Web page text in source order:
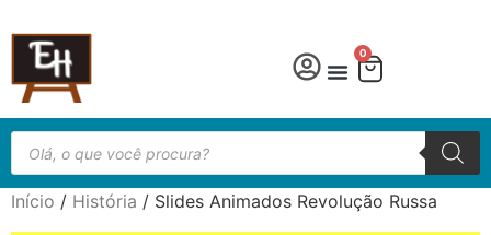
0
Início / História / Slides Animados Revolução Russa